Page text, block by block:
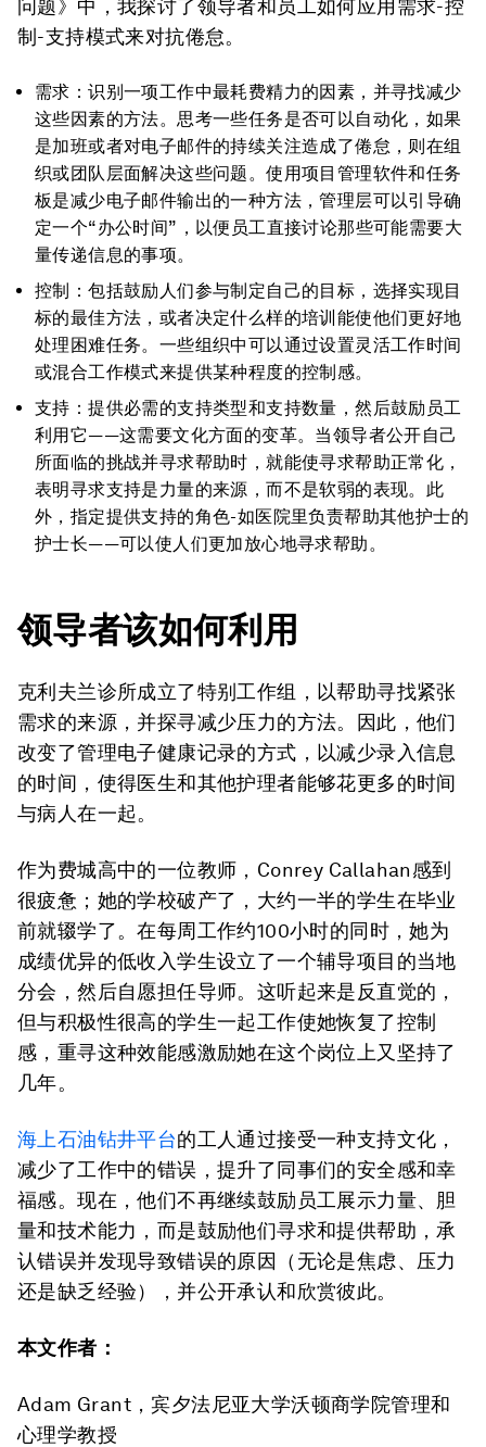
问题》中，我探讨了领导者和员工如何应用需求-控
制-支持模式来对抗倦怠。
需求：识别一项工作中最耗费精力的因素，并寻找减少
这些因素的方法。思考一些任务是否可以自动化，如果
是加班或者对电子邮件的持续关注造成了倦怠，则在组
织或团队层面解决这些问题。使用项目管理软件和任务
板是减少电子邮件输出的一种方法，管理层可以引导确
定一个“办公时间”，以便员工直接讨论那些可能需要大
量传递信息的事项。
控制：包括鼓励人们参与制定自己的目标，选择实现目
标的最佳方法，或者决定什么样的培训能使他们更好地
处理困难任务。一些组织中可以通过设置灵活工作时间
或混合工作模式来提供某种程度的控制感。
支持：提供必需的支持类型和支持数量，然后鼓励员工
利用它——这需要文化方面的变革。当领导者公开自己
所面临的挑战并寻求帮助时，就能使寻求帮助正常化，
表明寻求支持是力量的来源，而不是软弱的表现。此
外，指定提供支持的角色-如医院里负责帮助其他护士的
护士长——可以使人们更加放心地寻求帮助。
领导者该如何利用
克利夫兰诊所成立了特别工作组，以帮助寻找紧张
需求的来源，并探寻减少压力的方法。因此，他们
改变了管理电子健康记录的方式，以减少录入信息
的时间，使得医生和其他护理者能够花更多的时间
与病人在一起。
作为费城高中的一位教师，Conrey Callahan感到
很疲惫；她的学校破产了，大约一半的学生在毕业
前就辍学了。在每周工作约100小时的同时，她为
成绩优异的低收入学生设立了一个辅导项目的当地
分会，然后自愿担任导师。这听起来是反直觉的，
但与积极性很高的学生一起工作使她恢复了控制
感，重寻这种效能感激励她在这个岗位上又坚持了
几年。
海上石油钻井平台的工人通过接受一种支持文化，
减少了工作中的错误，提升了同事们的安全感和幸
福感。现在，他们不再继续鼓励员工展示力量、胆
量和技术能力，而是鼓励他们寻求和提供帮助，承
认错误并发现导致错误的原因（无论是焦虑、压力
还是缺乏经验），并公开承认和欣赏彼此。
本文作者：
Adam Grant，宾夕法尼亚大学沃顿商学院管理和
心理学教授